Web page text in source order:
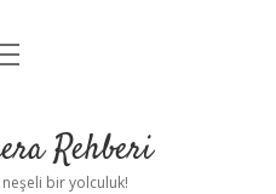
UyarıRehberi
bir yolculuk!